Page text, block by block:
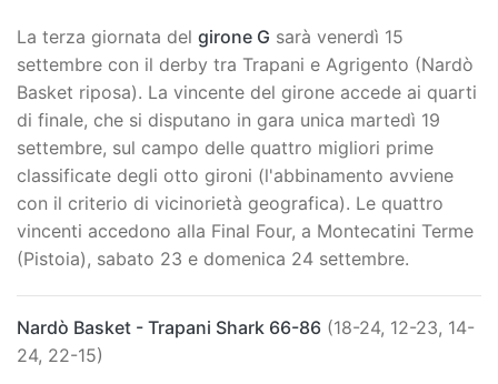
La terza giornata del girone G sarà venerdì 15
settembre con il derby tra Trapani e Agrigento (Nardò
Basket riposa). La vincente del girone accede ai quarti
di finale, che si disputano in gara unica martedì 19
settembre, sul campo delle quattro migliori prime
classificate degli otto gironi (l'abbinamento avviene
con il criterio di vicinorietà geografica). Le quattro
vincenti accedono alla Final Four, a Montecatini Terme
(Pistoia), sabato 23 e domenica 24 settembre.
Nardò Basket - Trapani Shark 66-86 (18-24, 12-23, 14-
24, 22-15)